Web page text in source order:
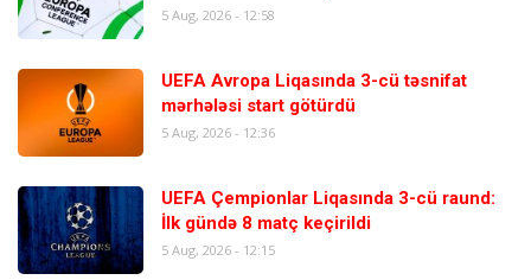
5 Aug, 2026 - 12:58
UEFA Avropa Liqasında 3-cü təsnifat
mərhələsi start götürdü
5 Aug, 2026 - 12:36
UEFA Çempionlar Liqasında 3-cü raund:
İlk gündə 8 matç keçirildi
5 Aug, 2026 - 12:15